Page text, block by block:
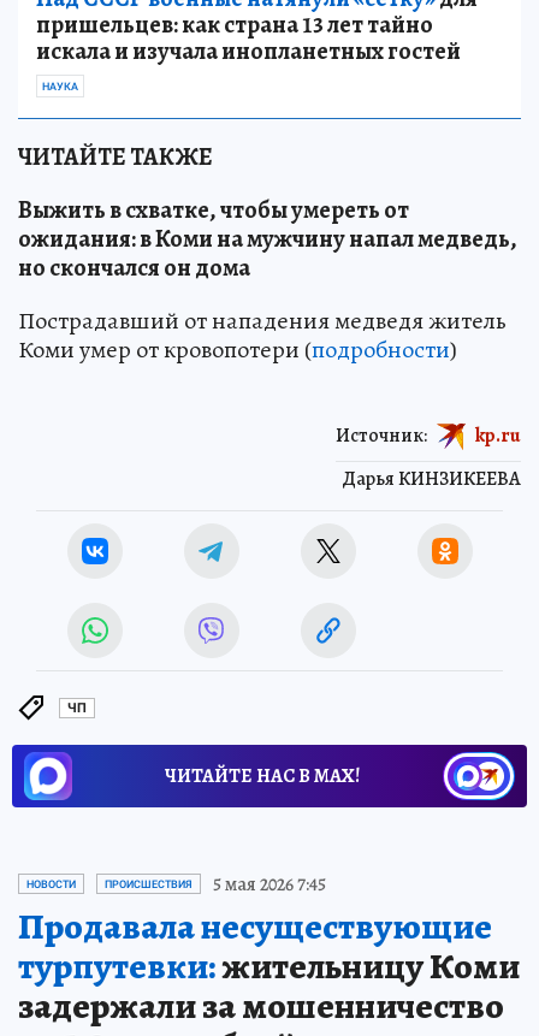
пришельцев: как страна 13 лет тайно
искала и изучала инопланетных гостей
НАУКА
ЧИТАЙТЕ ТАКЖЕ
Выжить в схватке, чтобы умереть от
ожидания: в Коми на мужчину напал медведь,
но скончался он дома
Пострадавший от нападения медведя житель
Коми умер от кровопотери (подробности)
Дарья КИНЗИКЕЕВА
Источник: kp.ru
ЧП
ЧИТАЙТЕ НАС В МАХ!
НОВОСТИ ПРОИСШЕСТВИЯ 5 мая 2026 7:45
Продавала несуществующие
турпутевки:жительницу Коми
задержали за мошенничество